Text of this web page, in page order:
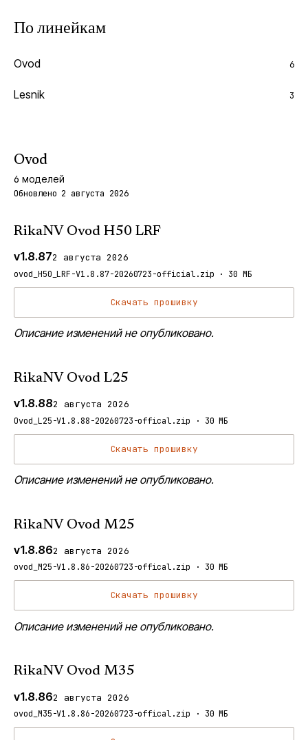
По линейкам
Ovod 6
Lesnik 3
Ovod
6 моделей
Обновлено 2 августа 2026
RikaNV Ovod H50 LRF
v1.8.872 августа 2026
ovod_H50_LRF-V1.8.87-20260723-official.zip · 30 МБ
Скачать прошивку
Описание изменений не опубликовано.
RikaNV Ovod L25
v1.8.882 августа 2026
Ovod_L25-V1.8.88-20260723-offical.zip · 30 МБ
Скачать прошивку
Описание изменений не опубликовано.
RikaNV Ovod M25
v1.8.862 августа 2026
ovod_M25-V1.8.86-20260723-offical.zip · 30 МБ
Скачать прошивку
Описание изменений не опубликовано.
RikaNV Ovod M35
v1.8.862 августа 2026
ovod_M35-V1.8.86-20260723-offical.zip · 30 МБ